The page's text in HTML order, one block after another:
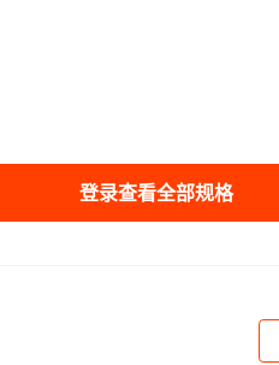
登录查看全部规格